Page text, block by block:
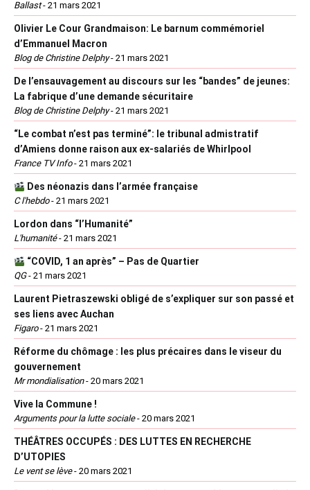
Ballast- 21 mars 2021
Olivier Le Cour Grandmaison: Le barnum commémoriel
d’Emmanuel Macron
Blog de Christine Delphy- 21 mars 2021
De l’ensauvagement au discours sur les “bandes” de jeunes:
La fabrique d’une demande sécuritaire
Blog de Christine Delphy- 21 mars 2021
“Le combat n’est pas terminé”: le tribunal admistratif
d’Amiens donne raison aux ex-salariés de Whirlpool
France TV Info- 21 mars 2021
Des néonazis dans l’armée française
C l'hebdo- 21 mars 2021
Lordon dans “l’Humanité”
L'humanité- 21 mars 2021
“COVID, 1 an après” – Pas de Quartier
QG- 21 mars 2021
Laurent Pietraszewski obligé de s’expliquer sur son passé et
ses liens avec Auchan
Figaro- 21 mars 2021
Réforme du chômage : les plus précaires dans le viseur du
gouvernement
Mr mondialisation- 20 mars 2021
Vive la Commune !
Arguments pour la lutte sociale- 20 mars 2021
THÉÂTRES OCCUPÉS : DES LUTTES EN RECHERCHE
D’UTOPIES
Le vent se lève- 20 mars 2021